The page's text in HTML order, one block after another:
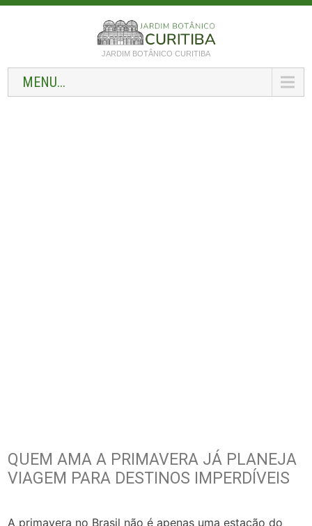
JARDIM BOTÂNICO CURITIBA
MENU...
QUEM AMA A PRIMAVERA JÁ PLANEJA
VIAGEM PARA DESTINOS IMPERDÍVEIS
A primavera no Brasil não é apenas uma estação do